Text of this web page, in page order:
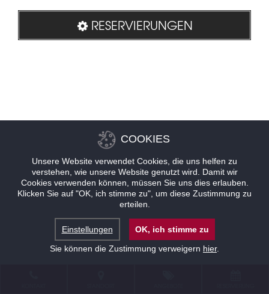
RESERVIERUNGEN
COOKIES
Unsere Website verwendet Cookies, die uns helfen zu
verstehen, wie unsere Website genutzt wird. Damit wir
Cookies verwenden können, müssen Sie uns dies erlauben.
Klicken Sie auf "OK, ich stimme zu", um diese Zustimmung zu
erteilen.
Einstellungen
OK, ich stimme zu
Sie können die Zustimmung verweigern hier.